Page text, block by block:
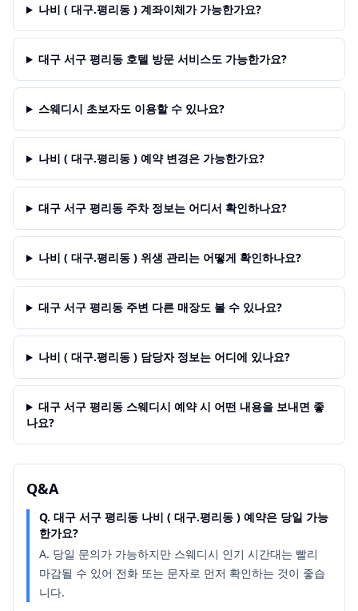
나비 ( 대구.평리동 ) 계좌이체가 가능한가요?
대구 서구 평리동 호텔 방문 서비스도 가능한가요?
스웨디시 초보자도 이용할 수 있나요?
나비 ( 대구.평리동 ) 예약 변경은 가능한가요?
대구 서구 평리동 주차 정보는 어디서 확인하나요?
나비 ( 대구.평리동 ) 위생 관리는 어떻게 확인하나요?
대구 서구 평리동 주변 다른 매장도 볼 수 있나요?
나비 ( 대구.평리동 ) 담당자 정보는 어디에 있나요?
대구 서구 평리동 스웨디시 예약 시 어떤 내용을 보내면 좋
나요?
Q&A
Q. 대구 서구 평리동 나비 ( 대구.평리동 ) 예약은 당일 가능
한가요?
A. 당일 문의가 가능하지만 스웨디시 인기 시간대는 빨리
마감될 수 있어 전화 또는 문자로 먼저 확인하는 것이 좋습
니다.